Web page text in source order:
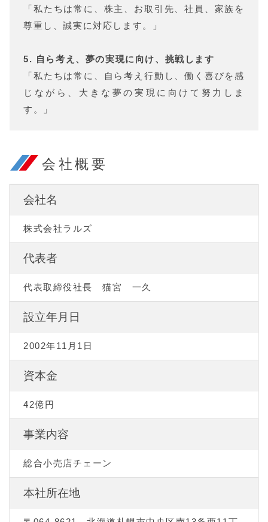
「私たちは常に、株主、お取引先、社員、家族を
尊重し、誠実に対応します。」
5. 自ら考え、夢の実現に向け、挑戦します
「私たちは常に、自ら考え行動し、働く喜びを感
じながら、大きな夢の実現に向けて努力しま
す。」
会社概要
会社名
株式会社ラルズ
代表者
代表取締役社長 猫宮 一久
設立年月日
2002年11月1日
資本金
42億円
事業内容
総合小売店チェーン
本社所在地